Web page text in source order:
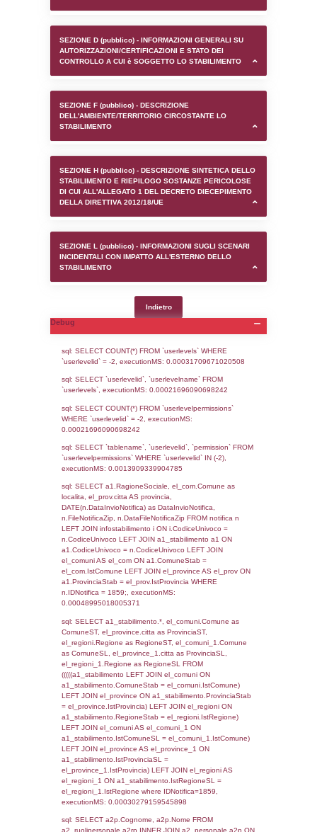
Stabilimento Fiamma
nel comune di Porto
(Sassari) -
SEZIONE A1 (pubblico) - INFORMAZIONI
SEZIONE D (pubblico) - INFORMAZIONI
CONTROLLO A CUI è SOGGETTO LO
DELL'AMBIENTE/TERRITORIO
STABILIMENTO
SEZIONE H (pubblico) - DESCRIZIONE
STABILIMENTO E RIEPILOGO SOSTANZE
DI CUI ALL'ALLEGATO 1 DEL DECRETO
DELLA DIRETTIVA 2012/18/UE
SEZIONE L (pubblico) - INFORMAZIONI
INCIDENTALI CON IMPATTO
STABILIMENTO
Indietro
Debug
sql: SELECT COUNT(*) FROM `userlevels`
`userlevelid` = -2, executionMS:
sql: SELECT `userlevelid`, `userlevelname`